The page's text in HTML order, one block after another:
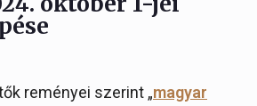
reményei szerint „magyar